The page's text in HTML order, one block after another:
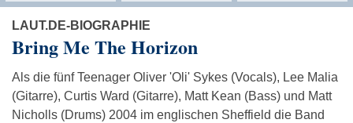
LAUT.DE-BIOGRAPHIE
Bring Me The Horizon
Als die fünf Teenager Oliver 'Oli' Sykes (Vocals), Lee Malia
(Gitarre), Curtis Ward (Gitarre), Matt Kean (Bass) und Matt
Nicholls (Drums) 2004 im englischen Sheffield die Band